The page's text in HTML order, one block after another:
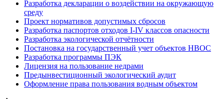
Разработка декларации о воздействии на окружающую
среду
Проект нормативов допустимых сбросов
Разработка паспортов отходов I-IV классов опасности
Разработка экологической отчётности
Постановка на государственный учет объектов НВОС
Разработка программы ПЭК
Лицензия на пользование недрами
Предынвестиционный экологический аудит
Оформление права пользования водным объектом